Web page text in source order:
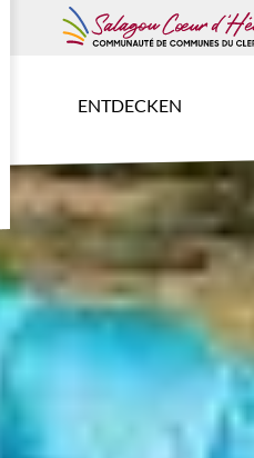
ENTDECKEN